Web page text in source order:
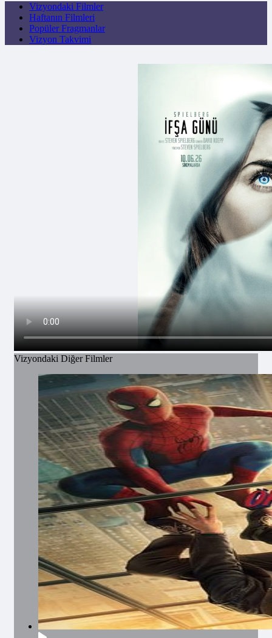
Vizyondaki Filmler
Haftanın Filmleri
Popüler Fragmanlar
Vizyon Takvimi
Vizyondaki Diğer Filmler